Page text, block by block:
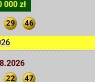
000 zł
29 46
22 47